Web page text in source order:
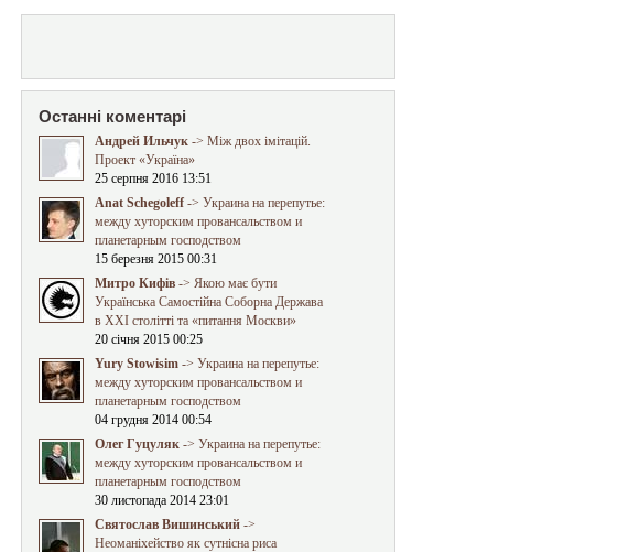
Останні коментарі
Андрей Ильчук -> Між двох імітацій.
Проект «Україна»
25 серпня 2016 13:51
Anat Schegoleff -> Украина на перепутье:
между хуторским провансальством и
планетарным господством
15 березня 2015 00:31
Митро Кифів -> Якою має бути
Українська Самостійна Соборна Держава
в XXI столітті та «питання Москви»
20 січня 2015 00:25
Yury Stowisim -> Украина на перепутье:
между хуторским провансальством и
планетарным господством
04 грудня 2014 00:54
Олег Гуцуляк -> Украина на перепутье:
между хуторским провансальством и
планетарным господством
30 листопада 2014 23:01
Святослав Вишинський ->
Неоманіхейство як сутнісна риса